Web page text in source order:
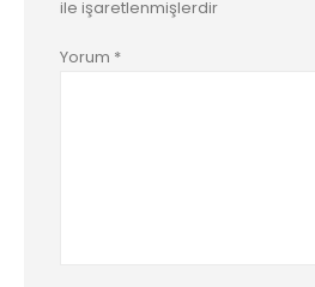
ile işaretlenmişlerdir
Yorum *